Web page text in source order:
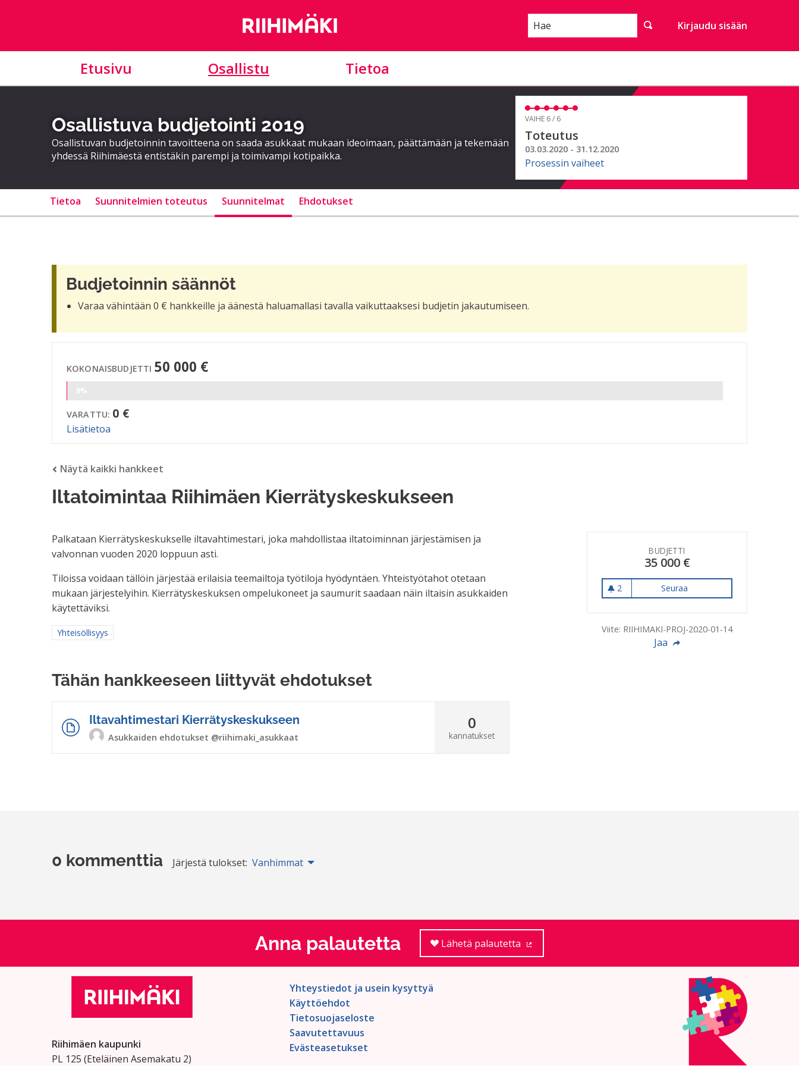
Hae Kirjaudu sisään
Etusivu Osallistu Tietoa
Osallistuva budjetointi 2019
Osallistuvan budjetoinnin tavoitteena on saada asukkaat mukaan ideoimaan, päättämään ja tekemään
yhdessä Riihimäestä entistäkin parempi ja toimivampi kotipaikka.
VAIHE 6 / 6
Toteutus
03.03.2020 - 31.12.2020
Prosessin vaiheet
Tietoa Suunnitelmien toteutus Suunnitelmat Ehdotukset
Budjetoinnin säännöt
Varaa vähintään 0 € hankkeille ja äänestä haluamallasi tavalla vaikuttaaksesi budjetin jakautumiseen.
KOKONAISBUDJETTI 50 000 €
VARATTU: 0 €
Lisätietoa
Näytä kaikki hankkeet
Iltatoimintaa Riihimäen Kierrätyskeskukseen
BUDJETTI
35 000 €
2
2 seuraajaa
Seuraa
Viite: RIIHIMAKI-PROJ-2020-01-14
Jaa
Palkataan Kierrätyskeskukselle iltavahtimestari, joka mahdollistaa iltatoiminnan järjestämisen ja
valvonnan vuoden 2020 loppuun asti.
Tiloissa voidaan tällöin järjestää erilaisia teemailtoja työtiloja hyödyntäen. Yhteistyötahot otetaan
mukaan järjestelyihin. Kierrätyskeskuksen ompelukoneet ja saumurit saadaan näin iltaisin asukkaiden
käytettäviksi.
Rajaa tulokset aihepiirin mukaan: Yhteisöllisyys
Yhteisöllisyys
Tähän hankkeeseen liittyvät ehdotukset
Iltavahtimestari Kierrätyskeskukseen
Asukkaiden ehdotukset @riihimaki_asukkaat
0
kannatukset
0 kommenttia Järjestä tulokset: Vanhimmat
Anna palautetta Lähetä palautetta
(Ulkoinen linkki)
Riihimäen kaupunki
PL 125 (Eteläinen Asemakatu 2)
Yhteystiedot ja usein kysyttyä
Käyttöehdot
Tietosuojaseloste
Saavutettavuus
Evästeasetukset